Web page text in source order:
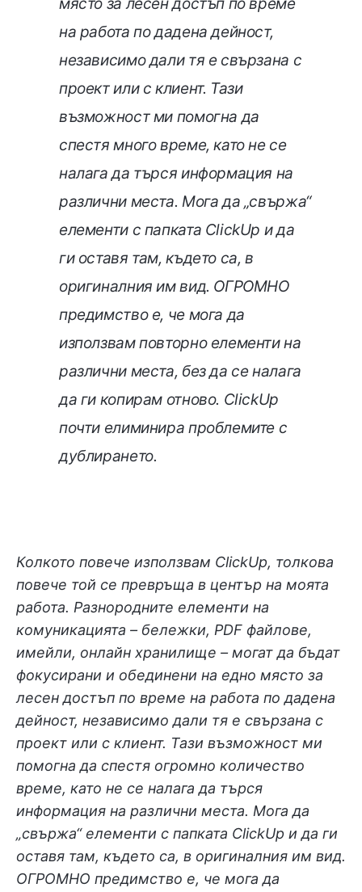
място за лесен достъп по време
на работа по дадена дейност,
независимо дали тя е свързана с
проект или с клиент. Тази
възможност ми помогна да
спестя много време, като не се
налага да търся информация на
различни места. Мога да „свържа“
елементи с папката ClickUp и да
ги оставя там, където са, в
оригиналния им вид. ОГРОМНО
предимство е, че мога да
използвам повторно елементи на
различни места, без да се налага
да ги копирам отново. ClickUp
почти елиминира проблемите с
дублирането.
Колкото повече използвам ClickUp, толкова
повече той се превръща в център на моята
работа. Разнородните елементи на
комуникацията – бележки, PDF файлове,
имейли, онлайн хранилище – могат да бъдат
фокусирани и обединени на едно място за
лесен достъп по време на работа по дадена
дейност, независимо дали тя е свързана с
проект или с клиент. Тази възможност ми
помогна да спестя огромно количество
време, като не се налага да търся
информация на различни места. Мога да
„свържа“ елементи с папката ClickUp и да ги
оставя там, където са, в оригиналния им вид.
ОГРОМНО предимство е, че мога да